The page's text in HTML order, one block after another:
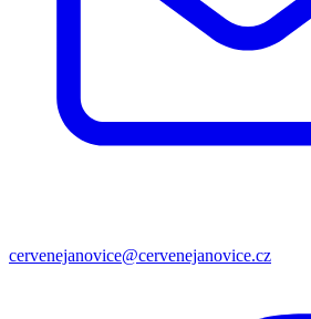
cervenejanovice@cervenejanovice.cz